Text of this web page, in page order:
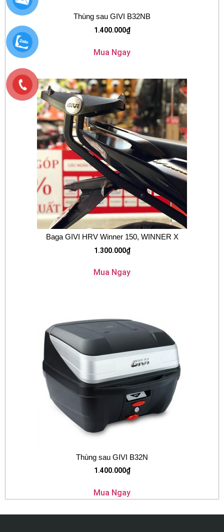
Thùng sau GIVI B32NB
1.400.000₫
Mua Ngay
Baga GIVI HRV Winner 150, WINNER X
1.300.000₫
Mua Ngay
Thùng sau GIVI B32N
1.400.000₫
Mua Ngay